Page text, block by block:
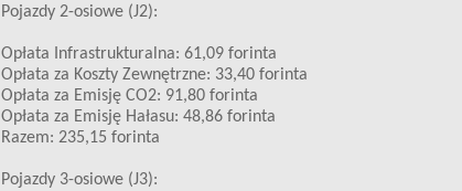
Pojazdy 2-osiowe (J2):
Opłata Infrastrukturalna: 61,09 forinta
Opłata za Koszty Zewnętrzne: 33,40 forinta
Opłata za Emisję CO2: 91,80 forinta
Opłata za Emisję Hałasu: 48,86 forinta
Razem: 235,15 forinta
Pojazdy 3-osiowe (J3):